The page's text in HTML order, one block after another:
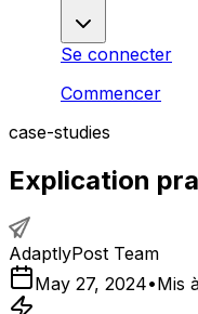
Se connecter
Commencer
case-studies
Explication
AdaptlyPost Team
May 27, 2024•Mis